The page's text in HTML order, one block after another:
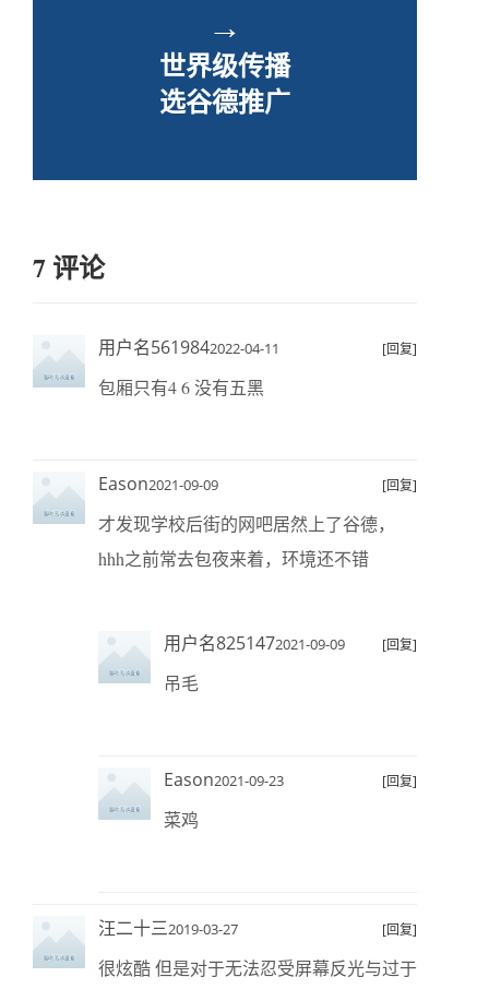
→
世界级传播
选谷德推广
7 评论
用户名5619842022-04-11 [回复]
包厢只有4 6 没有五黑
Eason2021-09-09 [回复]
才发现学校后街的网吧居然上了谷德，
hhh之前常去包夜来着，环境还不错
用户名8251472021-09-09 [回复]
吊毛
Eason2021-09-23 [回复]
菜鸡
汪二十三2019-03-27 [回复]
很炫酷 但是对于无法忍受屏幕反光与过于